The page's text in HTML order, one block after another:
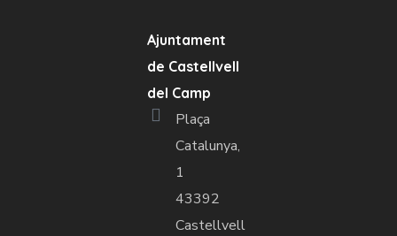
Ajuntament
de Castellvell
del Camp
Plaça
Catalunya,
1
43392
Castellvell